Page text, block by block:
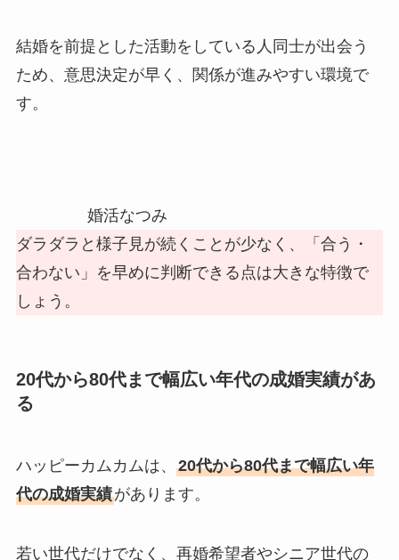
結婚を前提とした活動をしている人同士が出会う
ため、意思決定が早く、関係が進みやすい環境で
す。
婚活なつみ
ダラダラと様子見が続くことが少なく、「合う・
合わない」を早めに判断できる点は大きな特徴で
しょう。
20代から80代まで幅広い年代の成婚実績があ
る
ハッピーカムカムは、 20代から80代まで幅広い年
代の成婚実績があります。
若い世代だけでなく、再婚希望者やシニア世代の